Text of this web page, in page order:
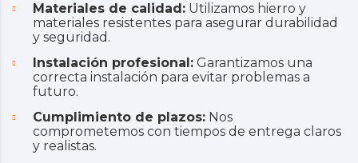
Materiales de calidad: Utilizamos hierro y
materiales resistentes para asegurar durabilidad
y seguridad.
Instalación profesional: Garantizamos una
correcta instalación para evitar problemas a
futuro.
Cumplimiento de plazos: Nos
comprometemos con tiempos de entrega claros
y realistas.